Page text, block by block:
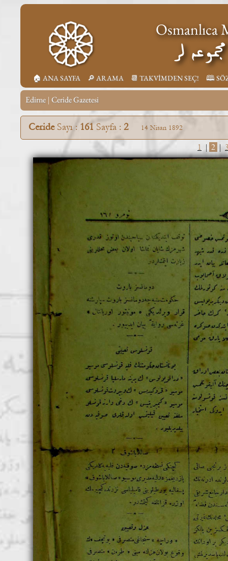
Osmanlıca
لر
🏠︎ ANA SAYFA 🔎︎ ARAMA 📆︎ TAKVİMDEN SEÇ! 🕮
Edirne | Ceride Gazetesi
CerideSayı : 161 Sayfa : 2 14 Nisan 1892
1 | 2 |